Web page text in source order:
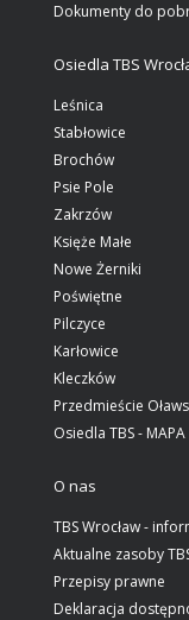
Dokumenty do
Osiedla TBS
Leśnica
Stabłowice
Brochów
Psie Pole
Zakrzów
Księże Małe
Nowe Żerniki
Poświętne
Pilczyce
Karłowice
Kleczków
Przedmieście
Osiedla TBS - MAPA
O nas
TBS Wrocław -
Aktualne zasoby
Przepisy prawne
Deklaracja